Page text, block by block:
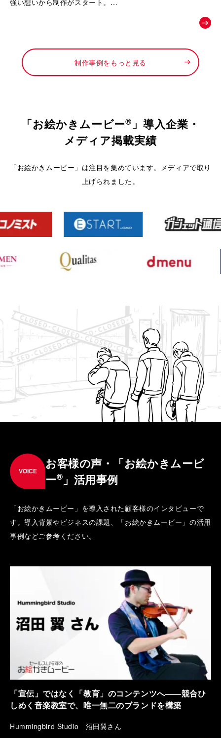
強い想いから制作がスタート。
徹底したメンテナンスによって生まれる「新品以上の価値」
ンテリアも自由に楽しんでほしい」というお店からの新しい提
案を形にするために依頼されました。
制作事例をもっと見る
「お絵かきムービー® 」導入企業・
メディア掲載実績
「お絵かきムービー」は注目を集めています。メディアで取り
上げられました。
VOICE
お客様の声・「お絵かきムービ
ー® 」活用事例
「お絵かきムービー」を導入された顧客様のインタビューで
す。導入背景やビジネスの課題、「お絵かきムービー」の活用
事例などご参考ください。
「宣伝」ではなく「教育」のコンテンツへ――競合ひ
しめく音楽教室で、唯一無二のブランドを構築
Hummingbird Studio 沼田翼さん